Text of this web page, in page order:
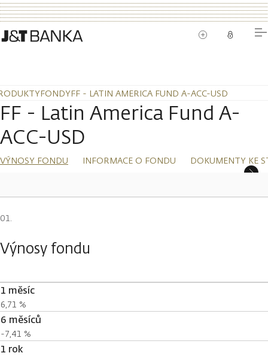
FONDYFF - LATIN AMERICA FUND A-ACC-USD
FF - Latin America Fund A-
ACC-USD
VÝNOSY FONDU INFORMACE O FONDU DOKUMENTY KE
Výnosy fondu
1 měsíc
6,71 %
6 měsíců
-7,41 %
1 rok